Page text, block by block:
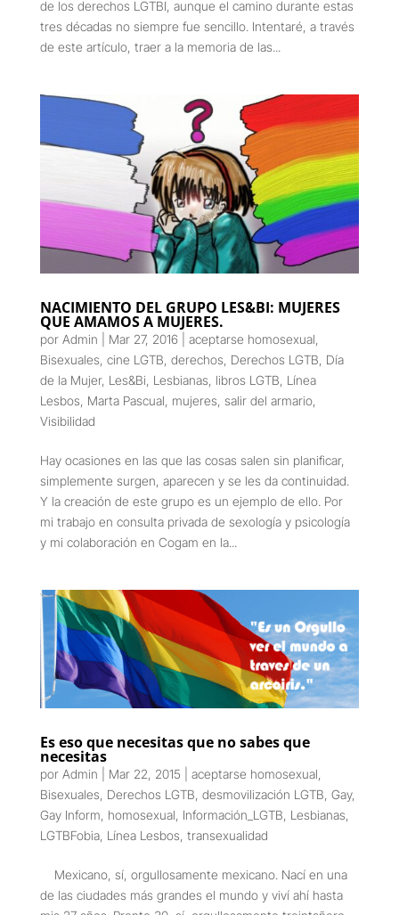
de los derechos LGTBI, aunque el camino durante estas
tres décadas no siempre fue sencillo. Intentaré, a través
de este artículo, traer a la memoria de las...
NACIMIENTO DEL GRUPO LES&BI: MUJERES
QUE AMAMOS A MUJERES.
por Admin Mar 27, 2016| aceptarse homosexual,
Bisexuales, cine LGTB, derechos, Derechos LGTB, Día
de la Mujer, Les&Bi, Lesbianas, libros LGTB, Línea
Lesbos, Marta Pascual, mujeres, salir del armario,
Visibilidad
Hay ocasiones en las que las cosas salen sin planificar,
simplemente surgen, aparecen y se les da continuidad.
Y la creación de este grupo es un ejemplo de ello. Por
mi trabajo en consulta privada de sexología y psicología
y mi colaboración en Cogam en la...
Es eso que necesitas que no sabes que
necesitas
por Admin Mar 22, 2015 aceptarse homosexual
Bisexuales Derechos LGTB desmovilización LGTB Gay,
Gay Inform homosexual Información_LGTB Lesbianas
LGTBFobia, Línea Lesbos transexualidad
Mexicano, sí, orgullosamente mexicano. Nací en una
de las ciudades más grandes el mundo y viví ahí hasta